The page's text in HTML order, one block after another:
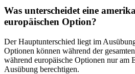
Was unterscheidet eine
europäischen Option?
Der Hauptunterschied liegt im
Optionen können während der
während europäische Optionen nur am
Ausübung berechtigen.